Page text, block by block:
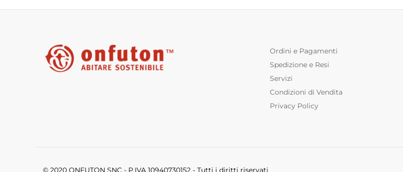
Ordini e Pagamenti
Spedizione e Resi
Servizi
Condizioni di Vendita
Privacy Policy
© 2020 ONFUTON SNC - P.IVA 10940730152 - Tutti i diritti riservati